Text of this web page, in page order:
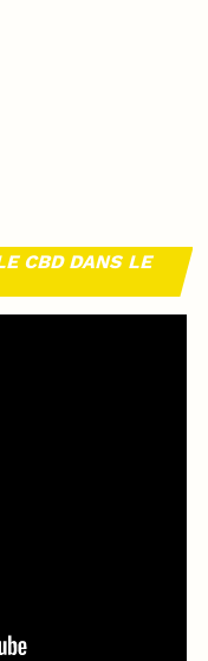
CBD DANS LE